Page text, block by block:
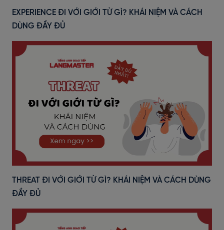
EXPERIENCE ĐI VỚI GIỚI TỪ GÌ? KHÁI NIỆM VÀ CÁCH
DÙNG ĐẦY ĐỦ
THREAT ĐI VỚI GIỚI TỪ GÌ? KHÁI NIỆM VÀ CÁCH DÙNG
ĐẦY ĐỦ